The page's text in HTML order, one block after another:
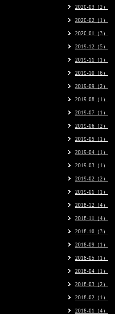
2020-03（2）
2020-02（1）
2020-01（3）
2019-12（5）
2019-11（1）
2019-10（6）
2019-09（2）
2019-08（1）
2019-07（1）
2019-06（2）
2019-05（1）
2019-04（1）
2019-03（1）
2019-02（2）
2019-01（1）
2018-12（4）
2018-11（4）
2018-10（3）
2018-09（1）
2018-05（1）
2018-04（1）
2018-03（2）
2018-02（1）
2018-01（4）